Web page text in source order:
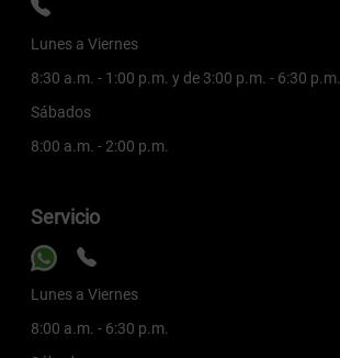
Lunes a Viernes
8:30 a.m. - 1:00 p.m. y de 3:00 p.m. - 6:30 p.m.
Sábados
8:00 a.m. - 2:00 p.m.
Servicio
Lunes a Viernes
8:00 a.m. - 6:30 p.m.